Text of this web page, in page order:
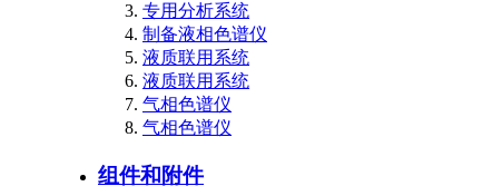
专用分析系统
制备液相色谱仪
液质联用系统
液质联用系统
气相色谱仪
气相色谱仪
组件和附件